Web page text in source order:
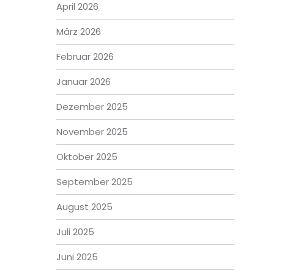
April 2026
März 2026
Februar 2026
Januar 2026
Dezember 2025
November 2025
Oktober 2025
September 2025
August 2025
Juli 2025
Juni 2025